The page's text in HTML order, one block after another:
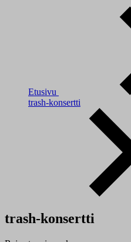
Etusivu
trash-konsertti
trash-konsertti